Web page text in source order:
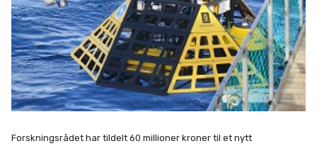
Forskningsrådet har tildelt 60 millioner kroner til et nytt